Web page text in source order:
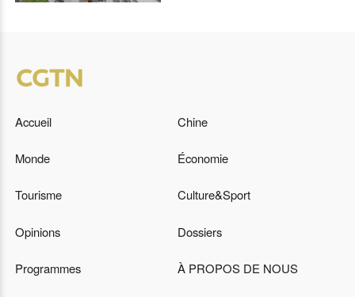
Accueil Chine
Monde Économie
Tourisme Culture&Sport
Opinions Dossiers
Programmes À PROPOS DE NOUS